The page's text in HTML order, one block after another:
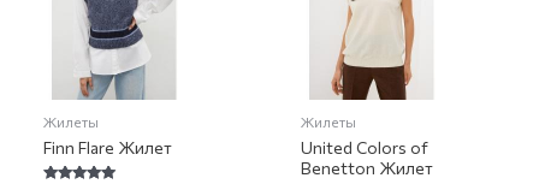
Жилеты
Finn Flare Жилет
Жилеты
United Colors of
Benetton Жилет